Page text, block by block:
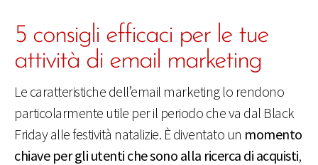
5 consigli efficaci per le tue
attività di email marketing
Le caratteristiche dell’email marketing lo rendono
particolarmente utile per il periodo che va dal Black
Friday alle festività natalizie. È diventato un momento
chiave per gli utenti che sono alla ricerca di acquisti,